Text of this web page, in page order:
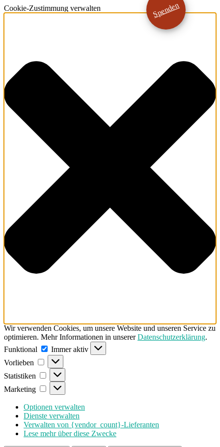
Cookie-Zustimmung verwalten
Wir verwenden Cookies, um unsere Website und unseren Service zu
optimieren. Mehr Informationen in unsererDatenschutzerklärung.
Funktional
Funktional
Immer aktiv
Vorlieben
Vorlieben
Statistiken Statistiken
Marketing Marketing
Optionen verwalten
Dienste verwalten
Verwalten von {vendor_count}-Lieferanten
Lese mehr über diese Zwecke
Spenden